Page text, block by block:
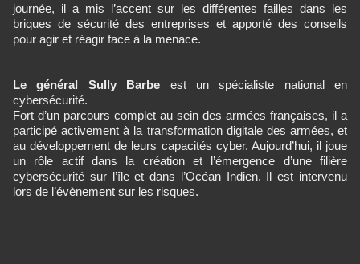
journée, il a mis l’accent sur les différentes failles dans les
briques de sécurité des entreprises et apporté des conseils
pour agir et réagir face à la menace.
Le général Sully Barbe est un spécialiste national en
cybersécurité.
Fort d’un parcours complet au sein des armées françaises, il a
participé activement à la transformation digitale des armées, et
au développement de leurs capacités cyber. Aujourd’hui, il joue
un rôle actif dans la création et l’émergence d’une filière
cybersécurité sur l’île et dans l’Océan Indien. Il est intervenu
lors de l’évènement sur les risques.